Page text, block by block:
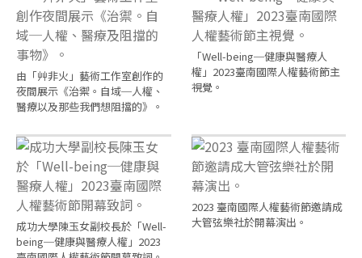
由「艸非火」藝術工作室創作的
夜間展示《治禦。自域─人權、
醫療以及那些我們想阻擋的》。
「Well-being─健康與醫療人
權」2023臺南國際人權藝術節主
視覺。
成功大學陳玉女副校長於「Well-
being─健康與醫療人權」2023
2023 臺南國際人權藝術節邀請成
大管弦樂社於開幕演出。